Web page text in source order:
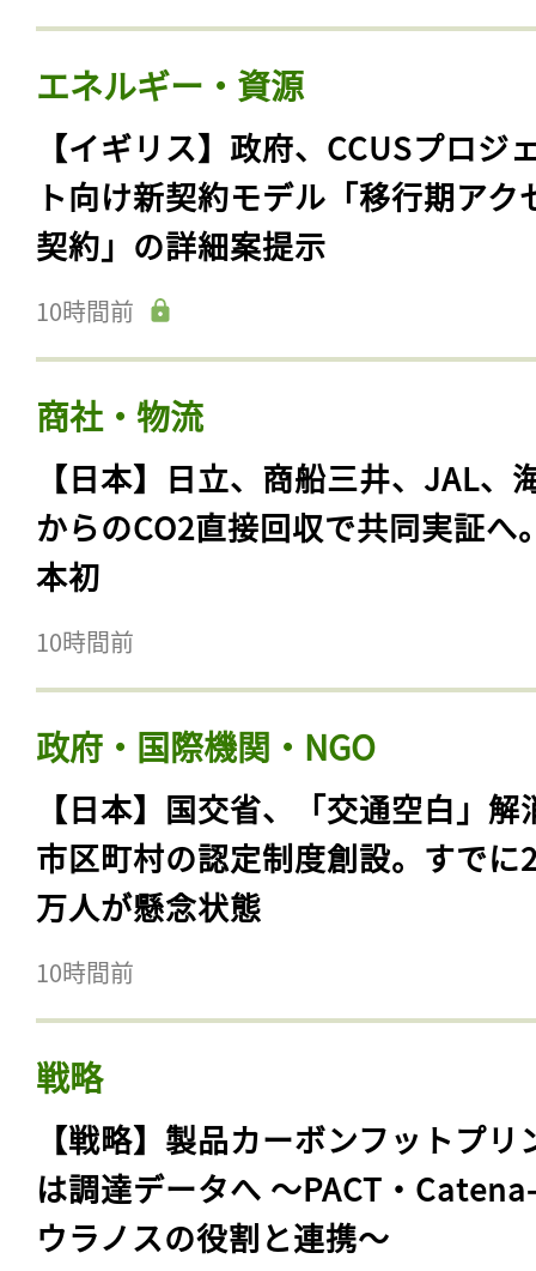
エネルギー・資源
【イギリス】政府、CCUSプロジ
ト向け新契約モデル「移行期アク
契約」の詳細案提示
10時間前
商社・物流
【日本】日立、商船三井、JAL、
からのCO2直接回収で共同実証へ
本初
10時間前
政府・国際機関・NGO
【日本】国交省、「交通空白」解
市区町村の認定制度創設。すでに
万人が懸念状態
10時間前
戦略
【戦略】製品カーボンフットプリ
は調達データへ 〜PACT・
ウラノスの役割と連携〜